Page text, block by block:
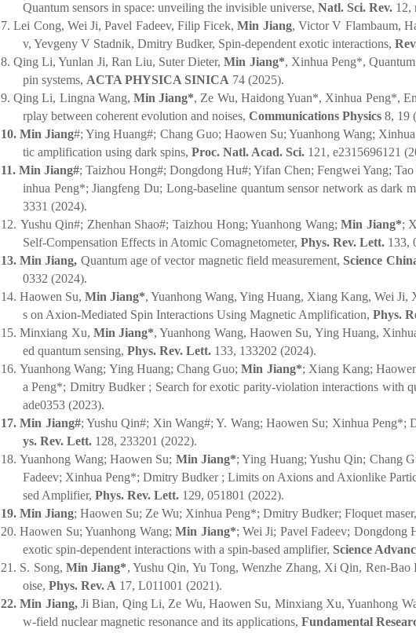
Quantum sensors in space: unveiling the invisible universe, Natl. Sci. Rev. 12,
7.Lei Cong, Wei Ji, Pavel Fadeev, Filip Ficek,Min Jiang, Victor V Flambaum,
v, Yevgeny V Stadnik, Dmitry Budker, Spin-dependent exotic interactions,
8.Qing Li, Yunlan Ji, Ran Liu, Suter Dieter,Min Jiang*, Xinhua Peng*,
pin systems, ACTA PHYSICA SINICA 74 (2025).
9.Qing Li, Lingna Wang,Min Jiang*, Ze Wu, Haidong Yuan*, Xinhua Peng*,
rplay between coherent evolution and noises, Communications Physics 8, 19
10.Min Jiang#; Ying Huang#; Chang Guo; Haowen Su; Yuanhong Wang;
tic amplification using dark spins, Proc. Natl. Acad. Sci. 121, e2315696121
11. Min Jiang#; Taizhou Hong#; Dongdong Hu#; Yifan Chen; Fengwei Yang;
inhua Peng*; Jiangfeng Du; Long-baseline quantum sensor network as dark
3331 (2024).
12. Yushu Qin#; Zhenhan Shao#; Taizhou Hong; Yuanhong Wang;Min Jiang*;
Self-Compensation Effects in Atomic Comagnetometer, Phys. Rev. Lett. 133,
13.Min Jiang, Quantum age of vector magnetic field measurement, Science
0332 (2024).
14. Haowen Su, Min Jiang*, Yuanhong Wang, Ying Huang, Xiang Kang, Wei
s on Axion-Mediated Spin Interactions Using Magnetic Amplification, Phys.
15.Minxiang Xu, Min Jiang*, Yuanhong Wang, Haowen Su, Ying Huang,
ed quantum sensing, Phys. Rev. Lett. 133, 133202 (2024).
16.Yuanhong Wang; Ying Huang; Chang Guo;Min Jiang*; Xiang Kang;
a Peng*; Dmitry Budker ; Search for exotic parity-violation interactions with
ade0353 (2023).
17.Min Jiang#; Yushu Qin#; Xin Wang#; Y. Wang; Haowen Su; Xinhua
ys. Rev. Lett. 128, 233201 (2022).
18.Yuanhong Wang; Haowen Su; Min Jiang*; Ying Huang; Yushu Qin; Chang
Fadeev; Xinhua Peng*; Dmitry Budker ; Limits on Axions and Axionlike
sed Amplifier, Phys. Rev. Lett. 129, 051801 (2022).
19. Min Jiang; Haowen Su; Ze Wu; Xinhua Peng*; Dmitry Budker; Floquet maser,
20.Haowen Su; Yuanhong Wang;Min Jiang*; Wei Ji; Pavel Fadeev;
exotic spin-dependent interactions with a spin-based amplifier, Science
21. S. Song,Min Jiang*, Yushu Qin, Yu Tong, Wenzhe Zhang, Xi Qin, Ren-
oise, Phys. Rev. A 17, L011001 (2021).
22.Min Jiang,Ji Bian, Qing Li, Ze Wu, Haowen Su, Minxiang Xu, Yuanhong
w-field nuclear magnetic resonance and its applications, Fundamental